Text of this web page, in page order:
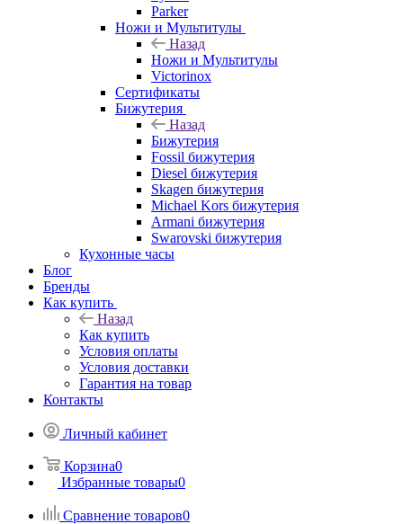
Parker
Ножи и Мультитулы
Назад
Ножи и Мультитулы
Victorinox
Сертификаты
Бижутерия
Назад
Бижутерия
Fossil бижутерия
Diesel бижутерия
Skagen бижутерия
Michael Kors бижутерия
Armani бижутерия
Swarovski бижутерия
Кухонные часы
Блог
Бренды
Как купить
Назад
Как купить
Условия оплаты
Условия доставки
Гарантия на товар
Контакты
Личный кабинет
Корзина0
Избранные товары0
Сравнение товаров0